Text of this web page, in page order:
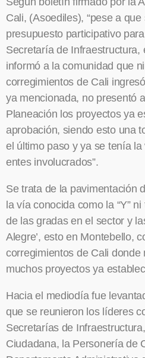
Cali, (Asoediles), “pese a
presupuesto participativo
Secretaría de Infraestructura,
informó a la comunidad que
corregimientos de Cali
ya mencionada, no presentó
Planeación los proyectos ya
aprobación, siendo esto una
el último paso y ya se tenía
entes involucrados”.
Se trata de la pavimentación
la vía conocida como la “Y”
de las gradas en el sector y
Alegre’, esto en Montebello,
corregimientos de Cali donde
muchos proyectos ya
Hacia el mediodía fue
que se reunieron los líderes
Secretarías de
Ciudadana, la Personería de